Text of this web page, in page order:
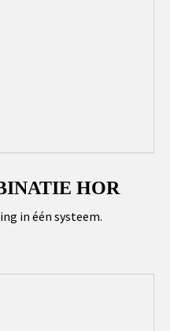
HOR
in één systeem.